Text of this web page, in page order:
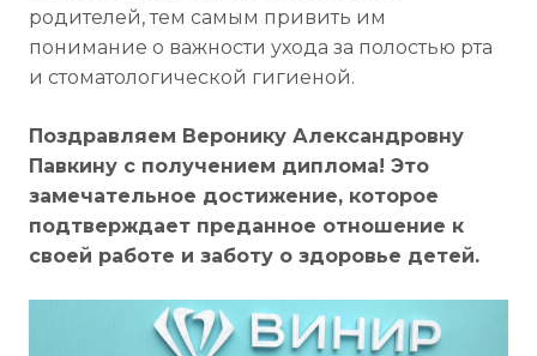
родителей, тем самым привить им
понимание о важности ухода за полостью рта
и стоматологической гигиеной.
Поздравляем Веронику Александровну
Павкину с получением диплома! Это
замечательное достижение, которое
подтверждает преданное отношение к
своей работе и заботу о здоровье детей.